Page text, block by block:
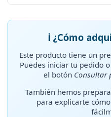
ℹ️ ¿Cómo
Este producto tiene un
Puedes iniciar tu pedido
el botón Consultar
También hemos
para explicarte